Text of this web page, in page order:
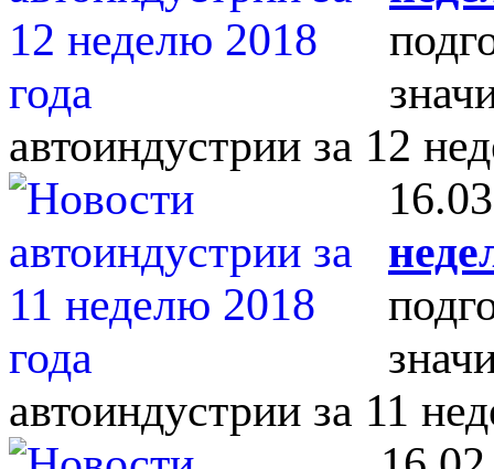
автоиндустрии за 12
автоиндустрии за 11